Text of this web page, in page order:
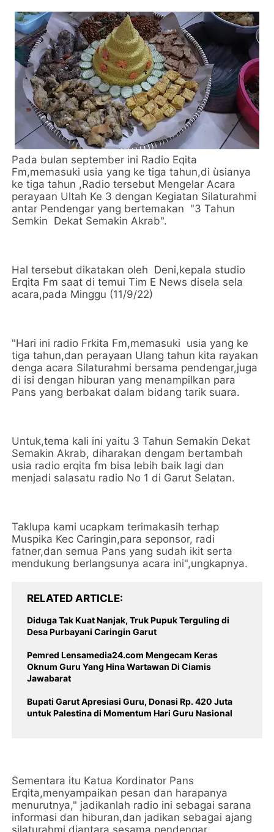
Pada bulan september ini Radio Eqita
Fm,memasuki usia yang ke tiga tahun,di ùsianya
ke tiga tahun ,Radio tersebut Mengelar Acara
perayaan Ultah Ke 3 dengan Kegiatan Silaturahmi
antar Pendengar yang bertemakan "3 Tahun
Semkin Dekat Semakin Akrab".
Hal tersebut dikatakan oleh Deni,kepala studio
Erqita Fm saat di temui Tim E News disela sela
acara,pada Minggu (11/9/22)
"Hari ini radio Frkita Fm,memasuki usia yang ke
tiga tahun,dan perayaan Ulang tahun kita rayakan
denga acara Silaturahmi bersama pendengar,juga
di isi dengan hiburan yang menampilkan para
Pans yang berbakat dalam bidang tarik suara.
Untuk,tema kali ini yaitu 3 Tahun Semakin Dekat
Semakin Akrab, diharakan dengam bertambah
usia radio erqita fm bisa lebih baik lagi dan
menjadi salasatu radio No 1 di Garut Selatan.
Taklupa kami ucapkam terimakasih terhap
Muspika Kec Caringin,para seponsor, radi
fatner,dan semua Pans yang sudah ikit serta
mendukung berlangsunya acara ini",ungkapnya.
RELATED ARTICLE
Diduga Tak Kuat Nanjak, Truk Pupuk Terguling di
Desa Purbayani Caringin Garut
Pemred Lensamedia24.com Mengecam Keras
Oknum Guru Yang Hina Wartawan Di Ciamis
Jawabarat
Bupati Garut Apresiasi Guru, Donasi Rp. 420 Juta
untuk Palestina di Momentum Hari Guru Nasional
Sementara itu Katua Kordinator Pans
Erqita,menyampaikan pesan dan harapanya
menurutnya," jadikanlah radio ini sebagai sarana
informasi dan hiburan,dan jadikan sebagai ajang
silaturahmi diantara sesama pendengar.